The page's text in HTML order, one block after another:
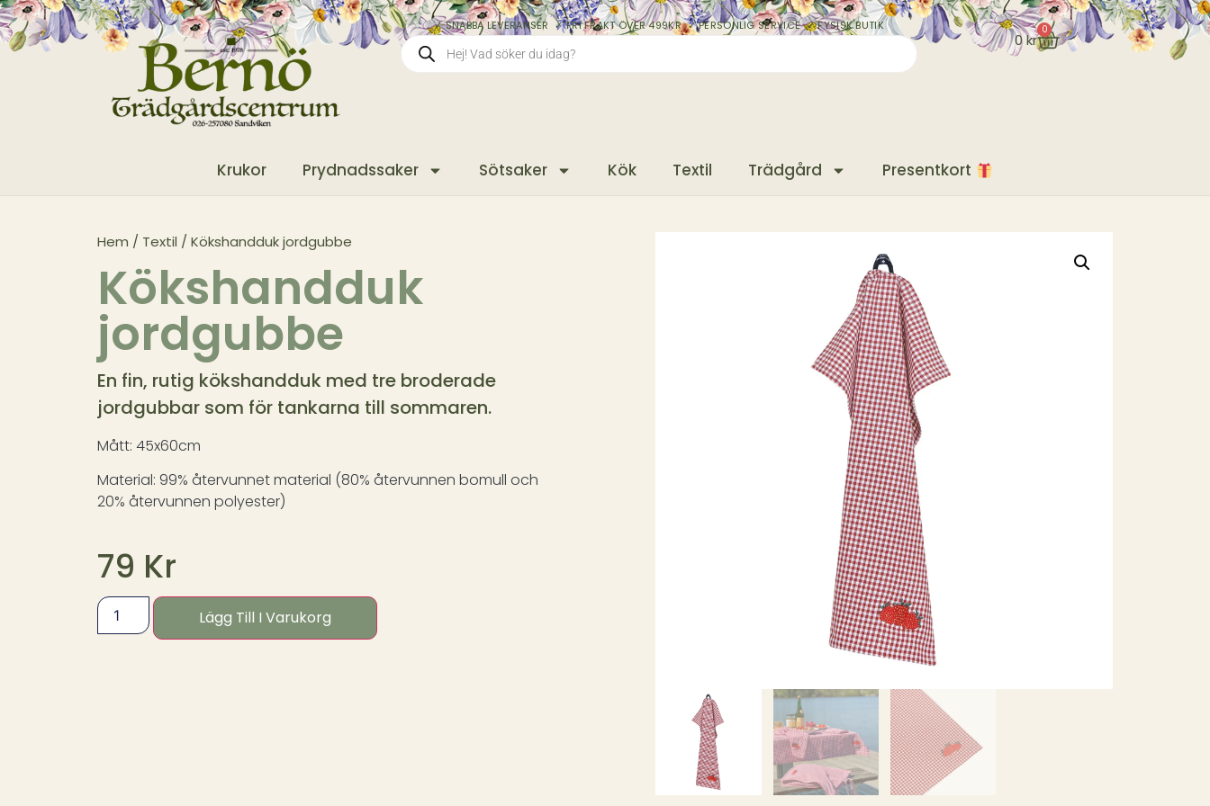
✓ SNABBA LEVERANSER ✓ FRI FRAKT ÖVER 499KR ✓ PERSONLIG SERVICE ✓ FYSISK BUTIK
0kr
0
Krukor Prydnadssaker Sötsaker Kök Textil Trädgård Presentkort
Hem / Textil / Kökshandduk jordgubbe
Kökshandduk
jordgubbe
En fin, rutig kökshandduk med tre broderade
jordgubbar som för tankarna till sommaren.
Mått: 45x60cm
Material: 99% återvunnet material (80% återvunnen bomull och
20% återvunnen polyester)
79 Kr
Lägg Till I Varukorg